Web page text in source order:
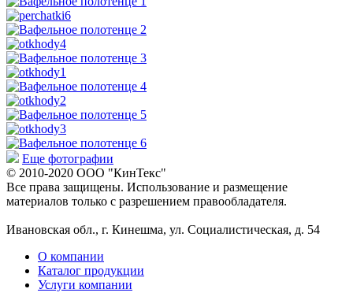
Еще фотографии
© 2010-2020 ООО "КинТекс"
Все права защищены. Использование и размещение
материалов только с разрешением правообладателя.
Ивановская обл., г. Кинешма, ул. Социалистическая, д. 54
О компании
Каталог продукции
Услуги компании